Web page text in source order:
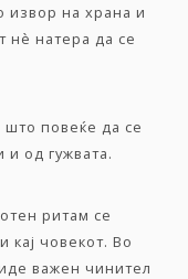
извор на храна и
нè натера да се
повеќе да се
од гужвата.
ритам се
кај човекот. Во
важен чинител